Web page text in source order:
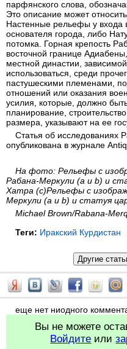
парфянского слова,
Это описание может
Настенные рельефы у входа
основателя города, либо
потомка. Горная крепость
восточной границе
местной династии,
использоваться, среди
пастушескими племенами,
отношений или оказания
усилия, которые, должно
планирование,
размера, указывают на ее
Статья об исследованиях
опубликована в журнале
На фото: Рельефы с
Рабана-Меркули (a и b) и
Хатра (c)Рельефы с
Меркули (a и b) и статуя
Michael Brown/Rabana-
Теги: Иракский Курдистан
еще нет ниодного
Вы не можете
Войдите или